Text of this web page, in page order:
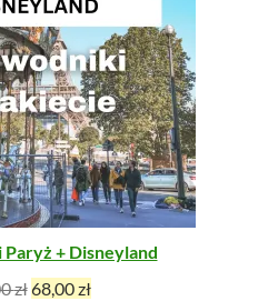
K
T
W
P
R
O
M
O
C
+ Disneyland
złP
68,00złA